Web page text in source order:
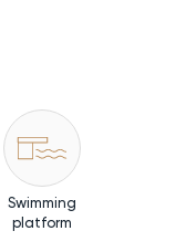
Swimming
platform